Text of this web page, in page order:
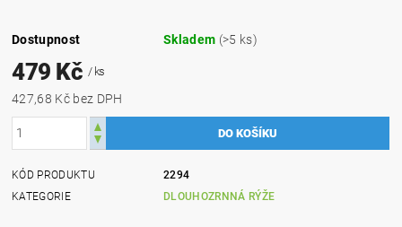
Dostupnost Skladem (>5 ks)
479 Kč / ks
427,68 Kč bez DPH
KÓD PRODUKTU
2294
KATEGORIE
DLOUHOZRNNÁ RÝŽE